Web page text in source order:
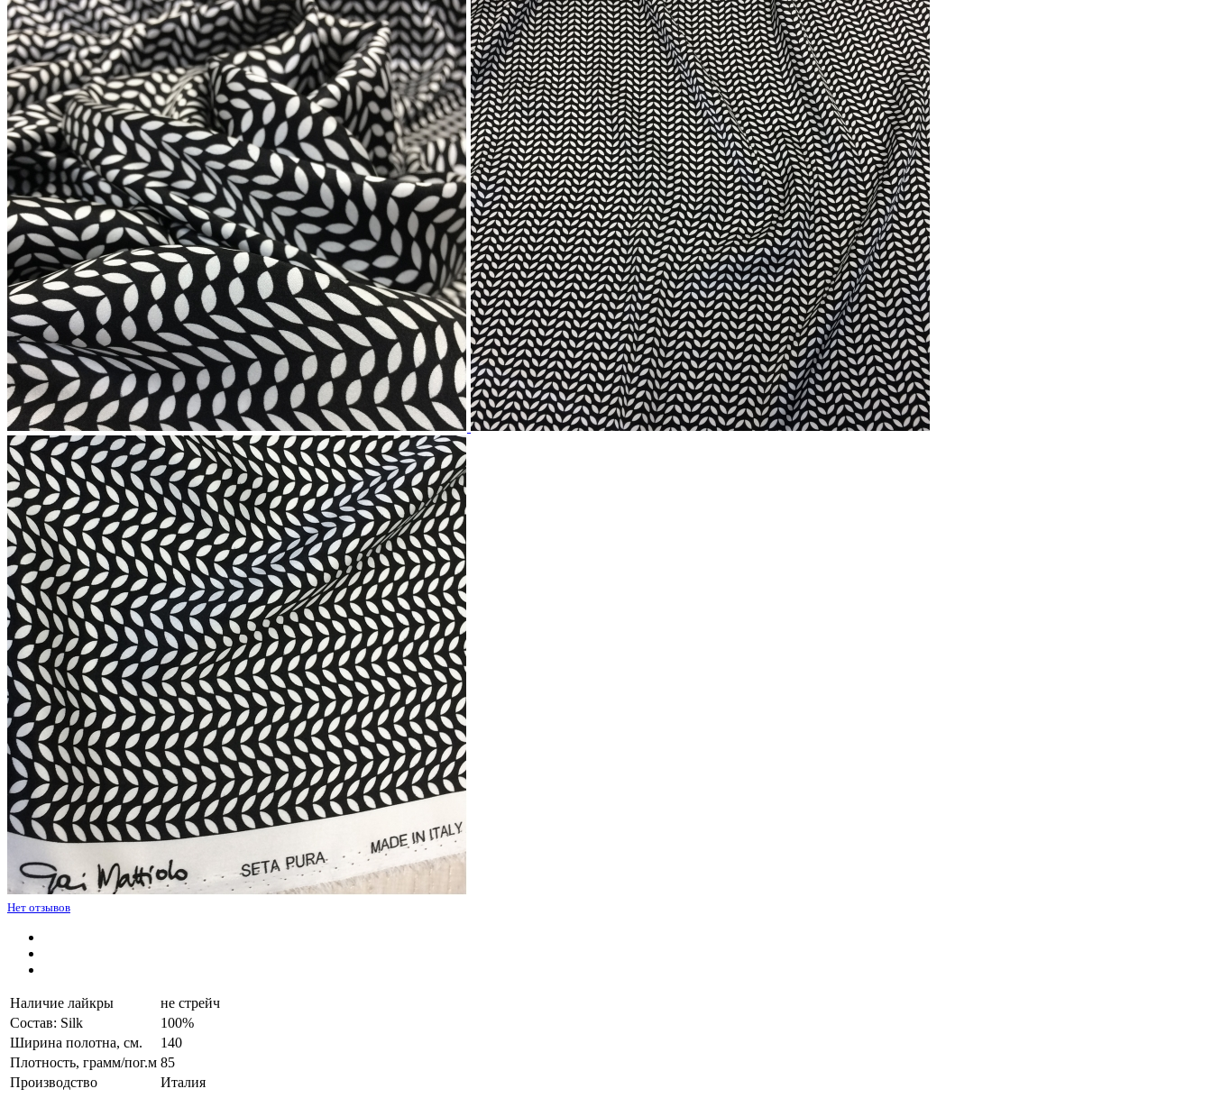
Нет отзывов
Наличие лайкры
не стрейч
Состав: Silk
100%
Ширина полотна, см.
140
Плотность, грамм/пог.м 85
Производство
Италия